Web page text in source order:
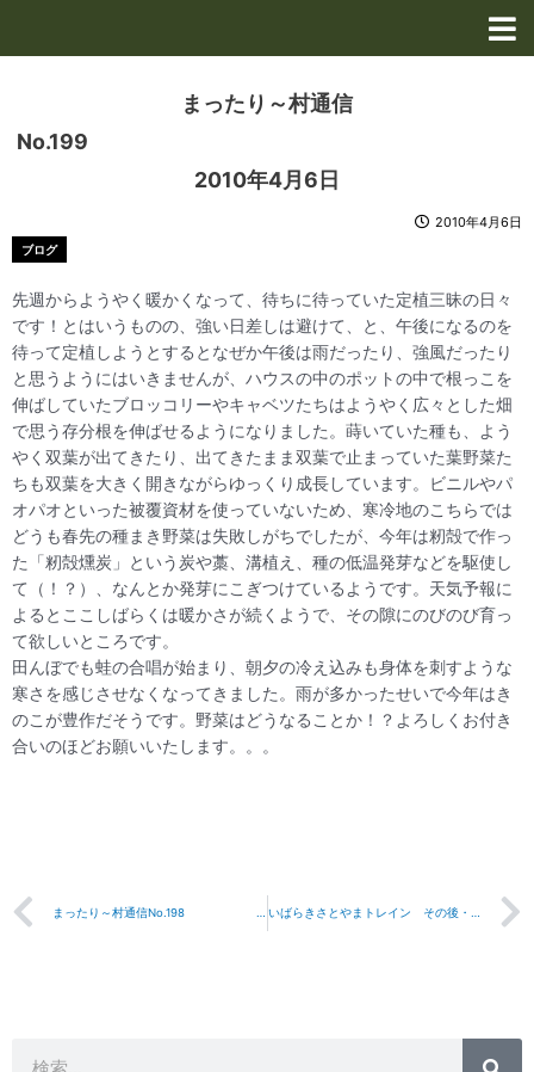
まったり～村通信
No.199
2010年4月6日
2010年4月6日
ブログ
先週からようやく暖かくなって、待ちに待っていた定植三昧の日々
です！とはいうものの、強い日差しは避けて、と、午後になるのを
待って定植しようとするとなぜか午後は雨だったり、強風だったり
と思うようにはいきませんが、ハウスの中のポットの中で根っこを
伸ばしていたブロッコリーやキャベツたちはようやく広々とした畑
で思う存分根を伸ばせるようになりました。蒔いていた種も、よう
やく双葉が出てきたり、出てきたまま双葉で止まっていた葉野菜た
ちも双葉を大きく開きながらゆっくり成長しています。ビニルやパ
オパオといった被覆資材を使っていないため、寒冷地のこちらでは
どうも春先の種まき野菜は失敗しがちでしたが、今年は籾殻で作っ
た「籾殻燻炭」という炭や藁、溝植え、種の低温発芽などを駆使し
て（！？）、なんとか発芽にこぎつけているようです。天気予報に
よるとここしばらくは暖かさが続くようで、その隙にのびのび育っ
て欲しいところです。
田んぼでも蛙の合唱が始まり、朝夕の冷え込みも身体を刺すような
寒さを感じさせなくなってきました。雨が多かったせいで今年はき
のこが豊作だそうです。野菜はどうなることか！？よろしくお付き
合いのほどお願いいたします。。。
Prev
検